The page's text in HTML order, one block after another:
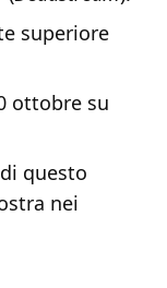
superiore
ottobre su
questo
nei